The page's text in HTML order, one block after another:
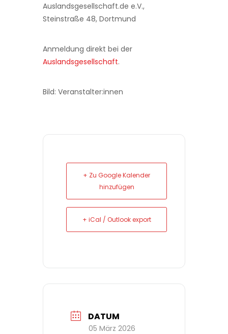
Auslandsgesellschaft.de e.V.,
Steinstraße 48, Dortmund
Anmeldung direkt bei der
Auslandsgesellschaft.
Bild: Veranstalter:innen
+ Zu Google Kalender
hinzufügen
+ iCal / Outlook export
DATUM
05 März 2026